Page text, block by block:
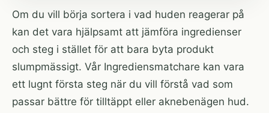
Om du vill börja sortera i vad huden reagerar på
kan det vara hjälpsamt att jämföra ingredienser
och steg i stället för att bara byta produkt
slumpmässigt. Vår Ingrediensmatchare kan vara
ett lugnt första steg när du vill förstå vad som
passar bättre för tilltäppt eller aknebenägen hud.